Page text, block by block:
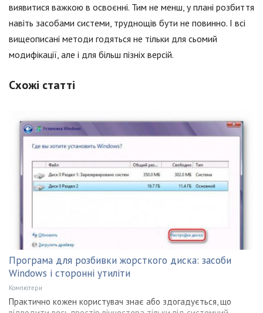
виявитися важкою в освоєнні. Тим не менш, у плані розбиття
навіть засобами системи, труднощів бути не повинно. І всі
вищеописані методи годяться не тільки для сьомий
модифікації, але і для більш пізніх версій.
Схожі статті
Програма для розбивки жорсткого диска: засоби
Windows і сторонні утиліти
Компютери
Практично кожен користувач знає або здогадується, що